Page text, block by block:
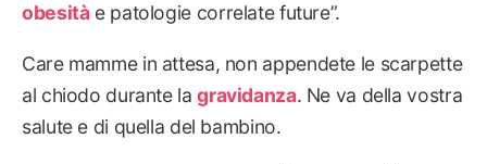
obesitàe patologie correlate future”.
Care mamme in attesa, non appendete le scarpette
al chiodo durante lagravidanza. Ne va della vostra
salute e di quella del bambino.